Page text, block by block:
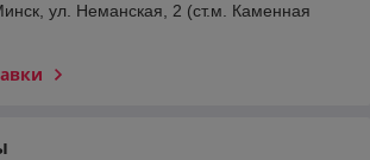
ул. Неманская, 2 (ст.м. Каменная